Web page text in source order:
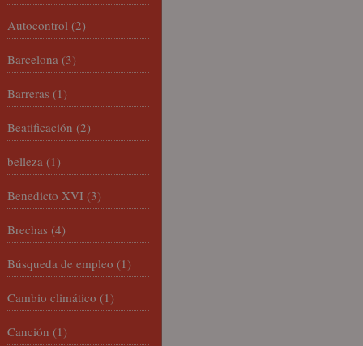
Autocontrol (2)
Barcelona (3)
Barreras (1)
Beatificación (2)
belleza (1)
Benedicto XVI (3)
Brechas (4)
Búsqueda de empleo (1)
Cambio climático (1)
Canción (1)